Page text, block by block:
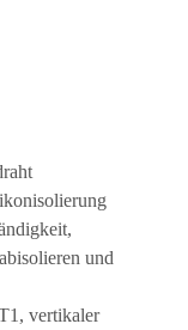
und
vertikaler